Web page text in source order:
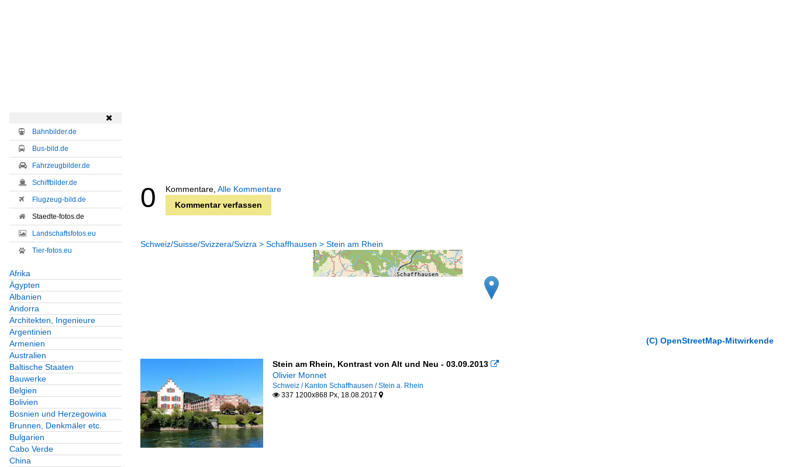

Bahnbilder.de
Bus-bild.de
Fahrzeugbilder.de
Schiffbilder.de
Flugzeug-bild.de
Staedte-fotos.de
Landschaftsfotos.eu
Tier-fotos.eu
Afrika
Ägypten
Albanien
Andorra
Architekten, Ingenieure
Argentinien
Armenien
Australien
Baltische Staaten
Bauwerke
Belgien
Bolivien
Bosnien und Herzegowina
Brunnen, Denkmäler etc.
Bulgarien
Cabo Verde
China
0 Kommentare, Alle Kommentare
Kommentar verfassen
Schweiz/Suisse/Svizzera/Svizra > Schaffhausen > Stein am Rhein
(C) OpenStreetMap-Mitwirkende
Stein am Rhein, Kontrast von Alt und Neu - 03.09.2013 
Olivier Monnet
Schweiz / Kanton Schaffhausen / Stein a. Rhein
337 1200x868 Px, 18.08.2017 